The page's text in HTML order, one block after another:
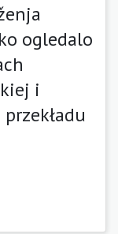
ogledalo
i